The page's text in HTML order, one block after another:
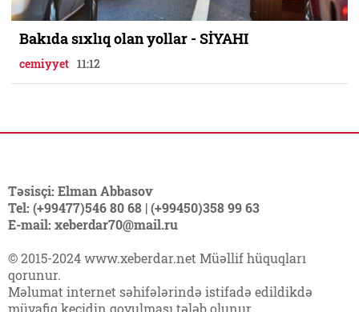
Bakıda sıxlıq olan yollar - SİYAHI
cemiyyet 11:12
Təsisçi: Elman Abbasov
Tel: (+99477)546 80 68 | (+99450)358 99 63
E-mail: xeberdar70@mail.ru
© 2015-2024 www.xeberdar.net Müəllif hüquqları
qorunur.
Məlumat internet səhifələrində istifadə edildikdə